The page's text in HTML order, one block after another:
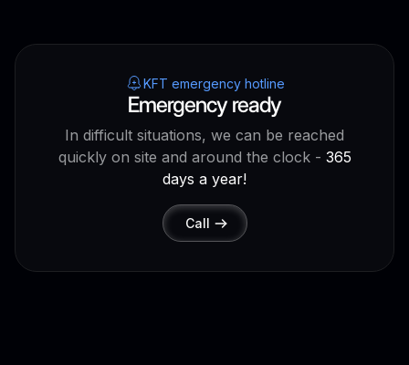
KFT emergency hotline
Emergency ready
In difficult situations, we can be reached
quickly on site and around the clock - 365
days a year!
Call